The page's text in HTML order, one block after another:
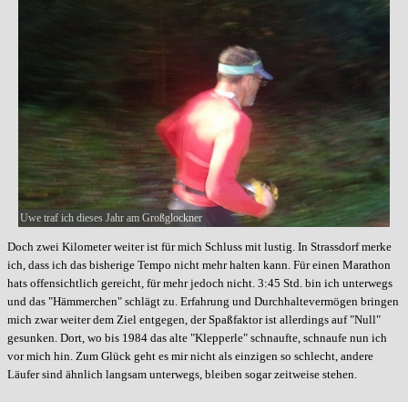
Uwe traf ich dieses Jahr am Großglockner
Doch zwei Kilometer weiter ist für mich Schluss mit lustig. In Strassdorf merke
ich, dass ich das bisherige Tempo nicht mehr halten kann. Für einen Marathon
hats offensichtlich gereicht, für mehr jedoch nicht. 3:45 Std. bin ich unterwegs
und das "Hämmerchen" schlägt zu. Erfahrung und Durchhaltevermögen bringen
mich zwar weiter dem Ziel entgegen, der Spaßfaktor ist allerdings auf "Null"
gesunken. Dort, wo bis 1984 das alte "Klepperle" schnaufte, schnaufe nun ich
vor mich hin. Zum Glück geht es mir nicht als einzigen so schlecht, andere
Läufer sind ähnlich langsam unterwegs, bleiben sogar zeitweise stehen.